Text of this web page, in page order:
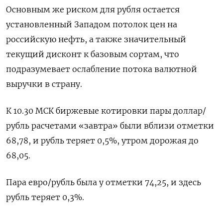
Основным же риском для рубля остается
установленный Западом потолок цен на
российскую нефть, а также значительный
текущий дисконт к базовым сортам, что
подразумевает ослабление потока валютной
выручки в страну.
К 10.30 МСК биржевые котировки пары доллар/
рубль расчетами «завтра» были вблизи отметки
68,78, и рубль теряет 0,5%, утром дорожая до
68,05.
Пара евро/рубль была у отметки 74,25, и здесь
рубль теряет 0,3%.